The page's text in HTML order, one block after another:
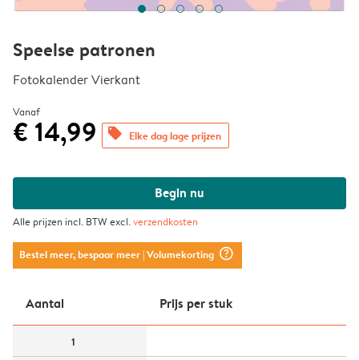
Speelse patronen
Fotokalender Vierkant
Vanaf
€ 14,99 offers Elke dag lage prijzen
Begin nu
Alle prijzen incl. BTW excl.verzendkosten
Bestel meer, bespaar meer| Volumekorting question_mark_circle
Aantal Prijs per stuk
1